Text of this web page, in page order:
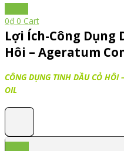
0₫ 0 Cart
Lợi Ích-Công Dụng
Hôi – Ageratum
CÔNG DỤNG TINH DẦU CỎ HÔI
OIL